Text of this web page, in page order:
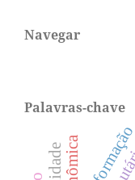
Navegar
Palavras-chave